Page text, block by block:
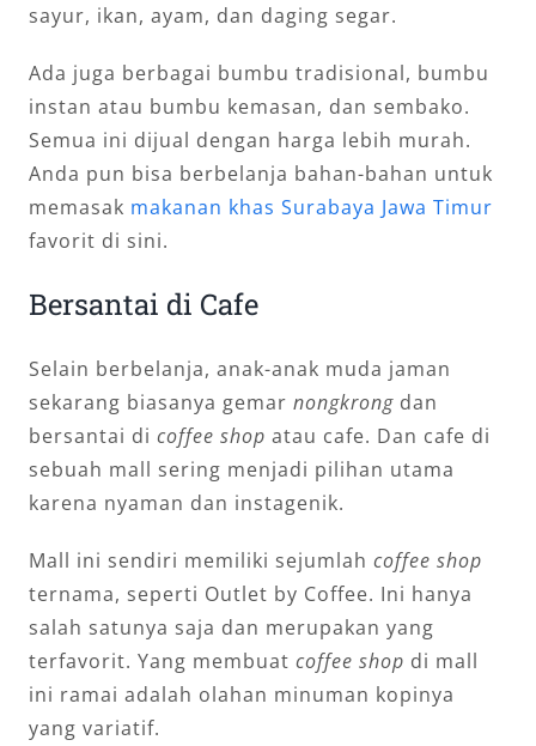
sayur, ikan, ayam, dan daging segar.
Ada juga berbagai bumbu tradisional, bumbu
instan atau bumbu kemasan, dan sembako.
Semua ini dijual dengan harga lebih murah.
Anda pun bisa berbelanja bahan-bahan untuk
memasak makanan khas Surabaya Jawa Timur
favorit di sini.
Bersantai di Cafe
Selain berbelanja, anak-anak muda jaman
sekarang biasanya gemar nongkrongdan
bersantai di coffee shop atau cafe. Dan cafe di
sebuah mall sering menjadi pilihan utama
karena nyaman dan instagenik.
Mall ini sendiri memiliki sejumlah coffee shop
ternama, seperti Outlet by Coffee. Ini hanya
salah satunya saja dan merupakan yang
terfavorit. Yang membuat coffee shop di mall
ini ramai adalah olahan minuman kopinya
yang variatif.